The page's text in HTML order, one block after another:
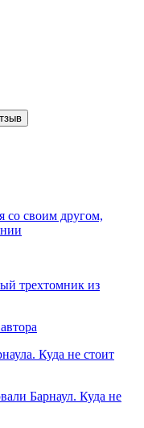
со своим другом,
трехтомник из
Куда не стоит
Барнаул. Куда не